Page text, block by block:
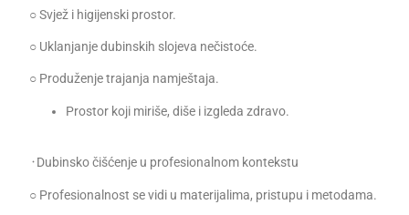
○ Svjež i higijenski prostor.
○ Uklanjanje dubinskih slojeva nečistoće.
○ Produženje trajanja namještaja.
Prostor koji miriše, diše i izgleda zdravo.
᠂ Dubinsko čišćenje u profesionalnom kontekstu
○ Profesionalnost se vidi u materijalima, pristupu i metodama.